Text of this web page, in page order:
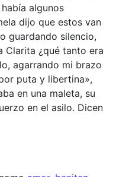
algunos
dijo que estos van
guardando silencio,
Clarita ¿qué tanto era
agarrando mi brazo
puta y libertina»,
en una maleta, su
en el asilo. Dicen